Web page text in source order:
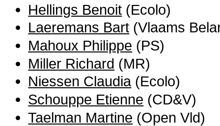
Hellings Benoit (Ecolo)
Laeremans Bart (Vlaams
Mahoux Philippe (PS)
Miller Richard (MR)
Niessen Claudia(Ecolo)
Schouppe Etienne (CD&V)
Taelman Martine (Open Vld)